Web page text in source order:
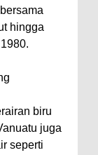
hingga
biru
juga
seperti